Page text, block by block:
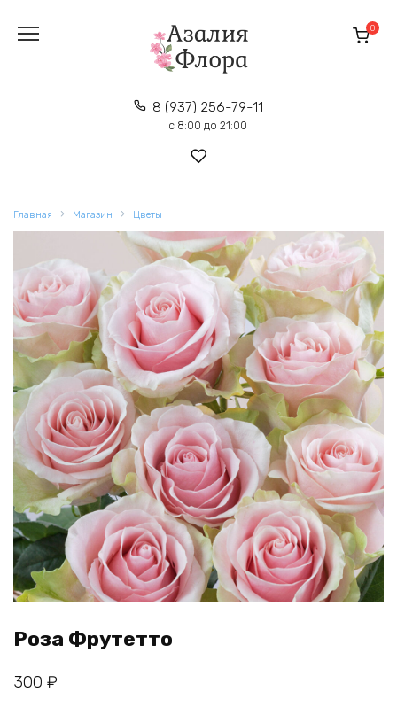
содержанию
8 (937) 256-79-11
с 8:00 до 21:00
0
Главная Магазин Цветы
Роза Фрутетто
300 ₽